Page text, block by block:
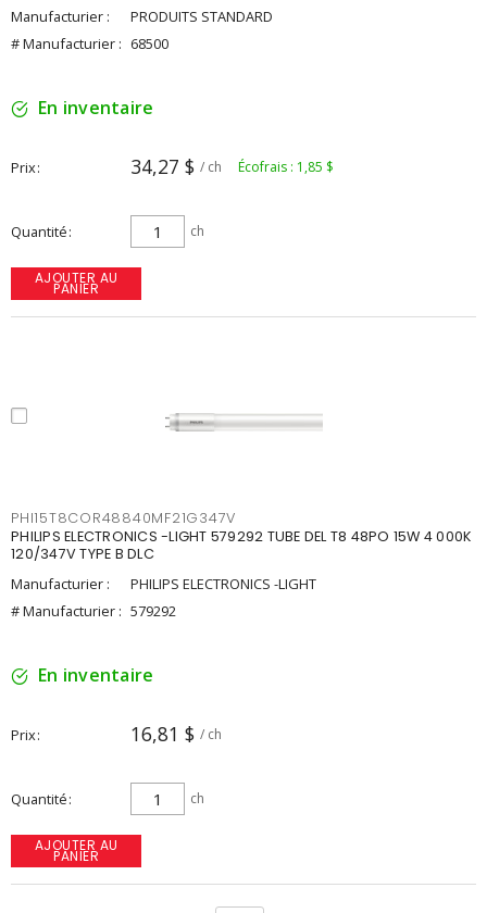
Manufacturier :
PRODUITS STANDARD
# Manufacturier : 68500
En inventaire
Prix 34,27 $ / ch Écofrais : 1,85 $
Quantité ch
AJOUTER AU
PANIER
PHI15T8COR48840MF21G347V
PHILIPS ELECTRONICS -LIGHT 579292 TUBE DEL T8 48PO 15W 4 000K
120/347V TYPE B DLC
Manufacturier :
PHILIPS ELECTRONICS -LIGHT
# Manufacturier : 579292
En inventaire
Prix 16,81 $ / ch
Quantité ch
AJOUTER AU
PANIER